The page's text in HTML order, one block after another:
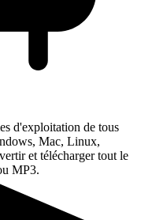
d'exploitation de tous
Mac, Linux,
et télécharger tout le
MP3.